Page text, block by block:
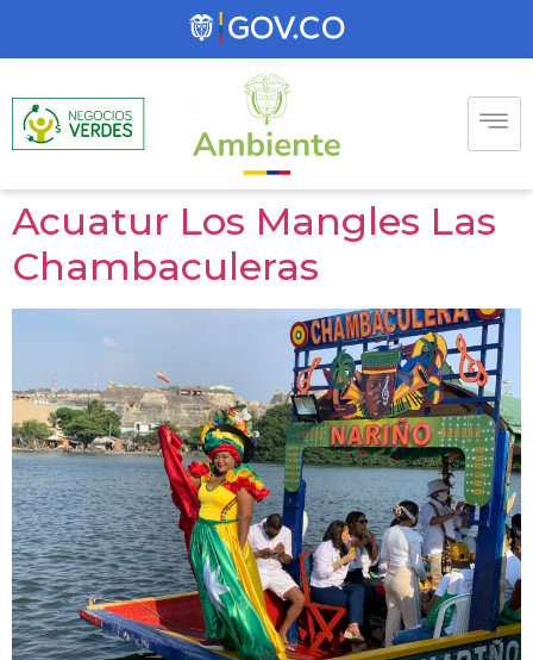
Acuatur Los Mangles Las
Chambaculeras